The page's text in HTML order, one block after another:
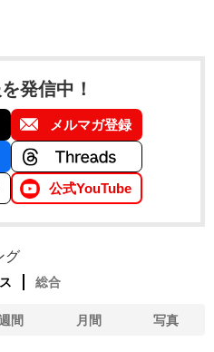
発信中！
メルマガ登録
公式YouTube
グ
総合
間 月間 写真